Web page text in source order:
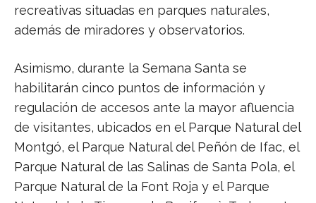
recreativas situadas en parques naturales,
además de miradores y observatorios.
Asimismo, durante la Semana Santa se
habilitarán cinco puntos de información y
regulación de accesos ante la mayor afluencia
de visitantes, ubicados en el Parque Natural del
Montgó, el Parque Natural del Peñón de Ifac, el
Parque Natural de las Salinas de Santa Pola, el
Parque Natural de la Font Roja y el Parque